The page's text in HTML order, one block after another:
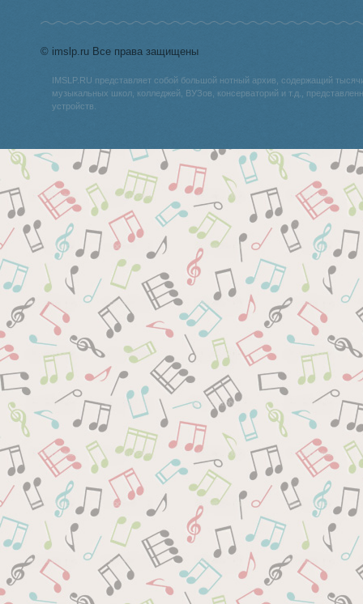
© imslp.ru Все права защищены
IMSLP.RU представляет собой большой нотный архив, содержащий
музыкальных школ, колледжей, ВУЗов, консерваторий и т.д.,
устройств.